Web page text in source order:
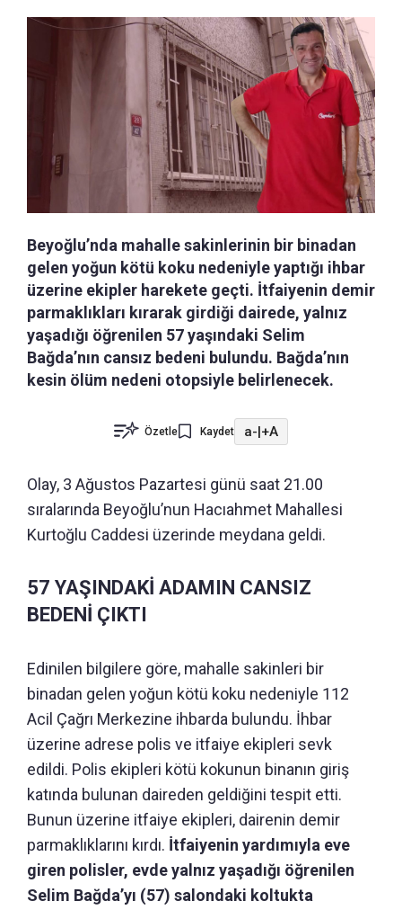
Beyoğlu’nda mahalle sakinlerinin bir binadan
gelen yoğun kötü koku nedeniyle yaptığı ihbar
üzerine ekipler harekete geçti. İtfaiyenin demir
parmaklıkları kırarak girdiği dairede, yalnız
yaşadığı öğrenilen 57 yaşındaki Selim
Bağda’nın cansız bedeni bulundu. Bağda’nın
kesin ölüm nedeni otopsiyle belirlenecek.
Özetle Kaydet a-|+A
Olay, 3 Ağustos Pazartesi günü saat 21.00
sıralarında Beyoğlu’nun Hacıahmet Mahallesi
Kurtoğlu Caddesi üzerinde meydana geldi.
57 YAŞINDAKİ ADAMIN CANSIZ
BEDENİ ÇIKTI
Edinilen bilgilere göre, mahalle sakinleri bir
binadan gelen yoğun kötü koku nedeniyle 112
Acil Çağrı Merkezine ihbarda bulundu. İhbar
üzerine adrese polis ve itfaiye ekipleri sevk
edildi. Polis ekipleri kötü kokunun binanın giriş
katında bulunan daireden geldiğini tespit etti.
Bunun üzerine itfaiye ekipleri, dairenin demir
parmaklıklarını kırdı. İtfaiyenin yardımıyla eve
giren polisler, evde yalnız yaşadığı öğrenilen
Selim Bağda’yı (57) salondaki koltukta